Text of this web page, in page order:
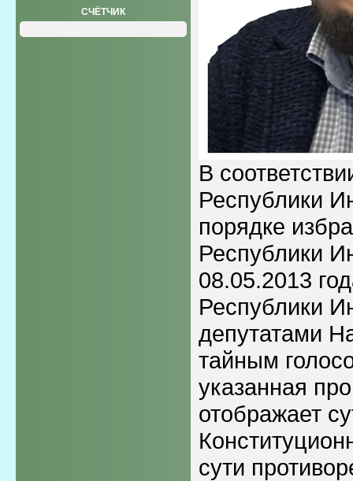
СЧЁТЧИК
В
Республики
порядке
Республики
08.05.2013
Республики
депутатами
тайным
указанная
отображает
сути